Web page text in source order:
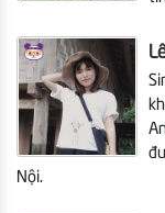
Nội.